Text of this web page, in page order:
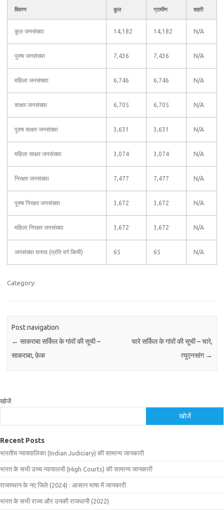
विवरण कुल ग्रामीण शहरी
कुल जनसंख्या 14,182 14,182 N/A
पुरुष जनसंख्या 7,436 7,436 N/A
महिला जनसंख्या 6,746 6,746 N/A
साक्षर जनसंख्या 6,705 6,705 N/A
पुरुष साक्षर जनसंख्या 3,631 3,631 N/A
महिला साक्षर जनसंख्या 3,074 3,074 N/A
निरक्षर जनसंख्या 7,477 7,477 N/A
पुरुष निरक्षर जनसंख्या 3,672 3,672 N/A
महिला निरक्षर जनसंख्या 3,672 3,672 N/A
जनसंख्या घनत्व (प्रति वर्ग किमी) 65 65 N/A
Category:
Post navigation
← साकराबा सर्किल के गांवों की सूची –
साकराबा, फ़ेक
चारे सर्किल के गांवों की सूची – चारे,
त्युएनसांग →
खोजें
खोजें
Recent Posts
भारतीय न्यायपालिका (Indian Judiciary) की सामान्य जानकारी
भारत के सभी उच्च न्यायालयों (High Courts) की सामान्य जानकारी
राजस्थान के नए जिले (2024) : आसान भाषा में जानकारी
भारत के सभी राज्य और उनकी राजधानी (2022)